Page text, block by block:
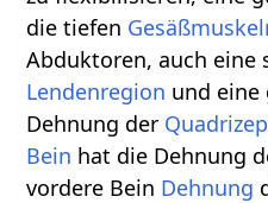
die tiefen
Abduktoren, auch eine
Lendenregion und eine
Dehnung der
Bein hat die Dehnung
vordere Bein Dehnung